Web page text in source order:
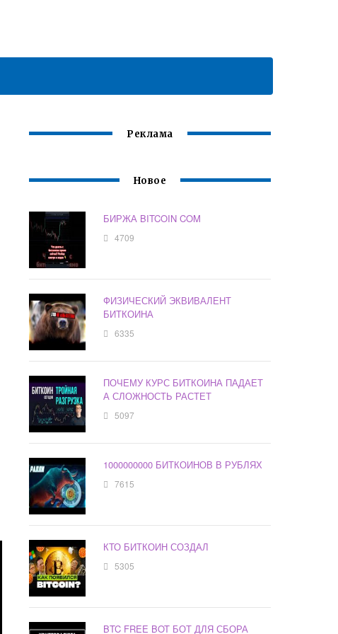
Реклама
Новое
БИРЖА BITCOIN COM
4709
ФИЗИЧЕСКИЙ ЭКВИВАЛЕНТ
БИТКОИНА
6335
ПОЧЕМУ КУРС БИТКОИНА ПАДАЕТ
А СЛОЖНОСТЬ РАСТЕТ
5097
1000000000 БИТКОИНОВ В РУБЛЯХ
7615
КТО БИТКОИН СОЗДАЛ
5305
BTC FREE BOT БОТ ДЛЯ СБОРА